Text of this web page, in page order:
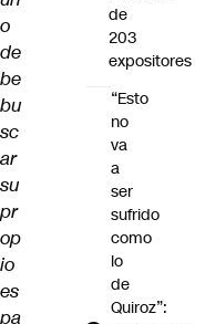
o
de
be
bu
sc
ar
su
pr
op
io
es
pa
de
203
expositores
“Esto
no
va
a
ser
sufrido
como
lo
de
Quiroz”: